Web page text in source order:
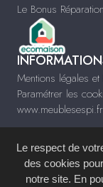
Le Bonus Réparation
Mentions légales
Paramétrer les
www.meublesespi.fr
Le respect de
des cookies
notre site. En